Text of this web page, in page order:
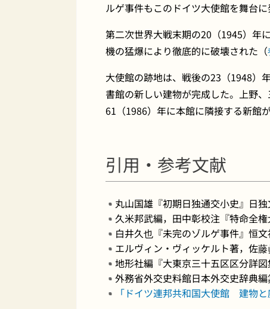
ルゲ事件もこのドイツ大使館を舞台に
第二次世界大戦末期の20（1945）年
機の猛爆により徹底的に破壊された（
大使館の跡地は、戦後の23（1948）
書館の新しい建物が完成した。上野
61（1986）年に本館に隣接する新館
引用・参考文献
丸山国雄『初期日独通交小史』日
久米邦武編，田中彰校注『特命全
白井久也『未完のゾルゲ事件』恒
エルヴィン・ヴィッケルト著，佐
地形社編『大東京三十五区区分詳
外務省外交史料館日本外交史辞典
「ドイツ連邦共和国大使館 建物と